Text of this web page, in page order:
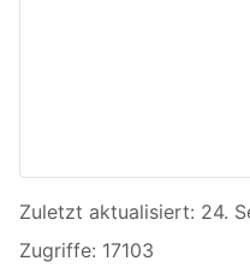
Details
Zuletzt aktualisiert: 24.
Zugriffe: 17103